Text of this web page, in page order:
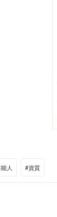
人 #資質